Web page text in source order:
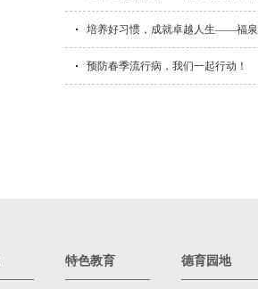
培养好习惯，成就卓越人生——福泉
预防春季流行病，我们一起行动！
特色教育 德育园地